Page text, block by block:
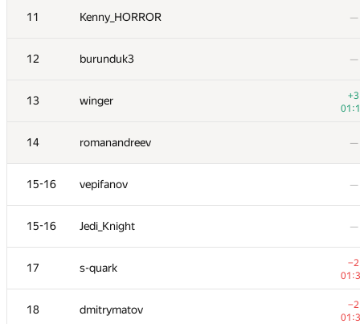
11 Kenny_HORROR —
12 burunduk3 —
13 winger
+3
14 romanandreev —
15-16 vepifanov —
15-16 Jedi_Knight —
17 s-quark
−2
18 dmitrymatov
−2
11 Kenny_HORROR —
12 burunduk3 —
13 winger
+3
14 romanandreev —
15-16 vepifanov —
15-16 Jedi_Knight —
17 s-quark
−2
18 dmitrymatov
−2